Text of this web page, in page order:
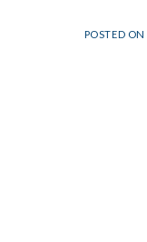
POSTED ON